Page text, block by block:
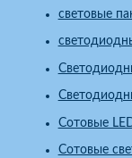
световые
Сотовые
Сотовые